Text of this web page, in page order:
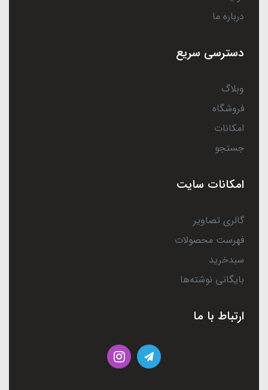
درباره ما
دسترسی سریع
وبلاگ
فروشگاه
امکانات
جستجو
امکانات سایت
گالری تصاویر
فهرست محصولات
سبدخرید
بایگانی نوشته‌ها
ارتباط با ما